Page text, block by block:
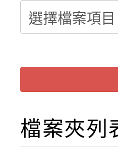
賽實施要點
比賽實施
轉知：「
動辦法」
轉知臺中
城市手牽
畫影片一
轉知：「
劇比賽實
表
轉知：桃
敬師藝文
【甄選結
學年度第
【甄選結
檔案夾列